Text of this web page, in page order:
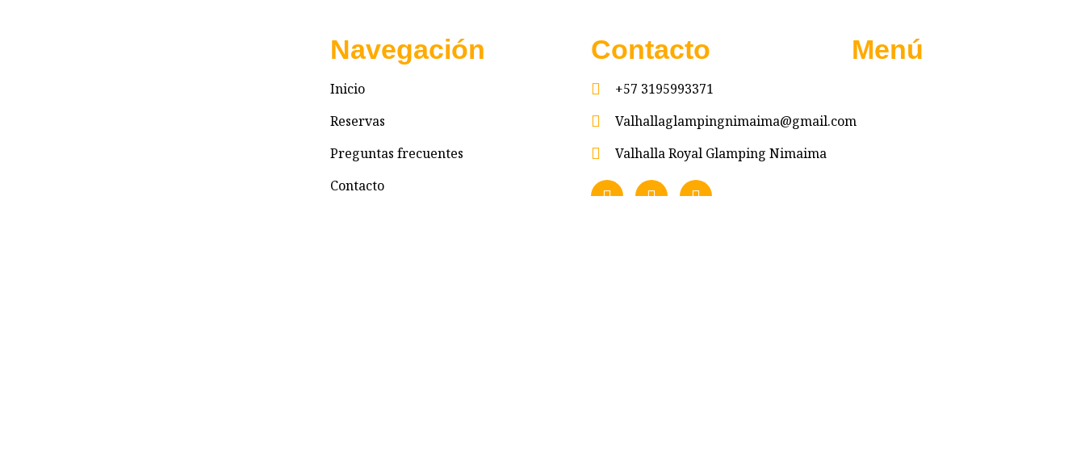
Navegación
Inicio
Reservas
Preguntas frecuentes
Contacto
Contacto
+57 3195993371
Valhallaglampingnimaima@gmail.com
Valhalla Royal Glamping Nimaima
Menú